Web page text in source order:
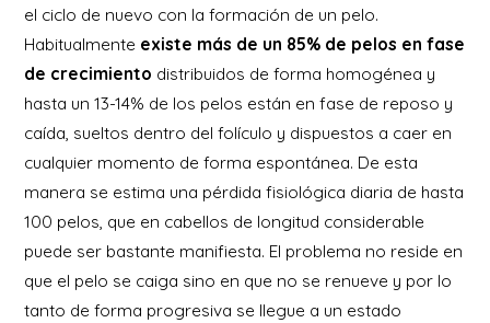
el ciclo de nuevo con la formación de un pelo.
Habitualmente existe más de un 85% de pelos en fase
de crecimiento distribuidos de forma homogénea y
hasta un 13-14% de los pelos están en fase de reposo y
caída, sueltos dentro del folículo y dispuestos a caer en
cualquier momento de forma espontánea. De esta
manera se estima una pérdida fisiológica diaria de hasta
100 pelos, que en cabellos de longitud considerable
puede ser bastante manifiesta. El problema no reside en
que el pelo se caiga sino en que no se renueve y por lo
tanto de forma progresiva se llegue a un estado